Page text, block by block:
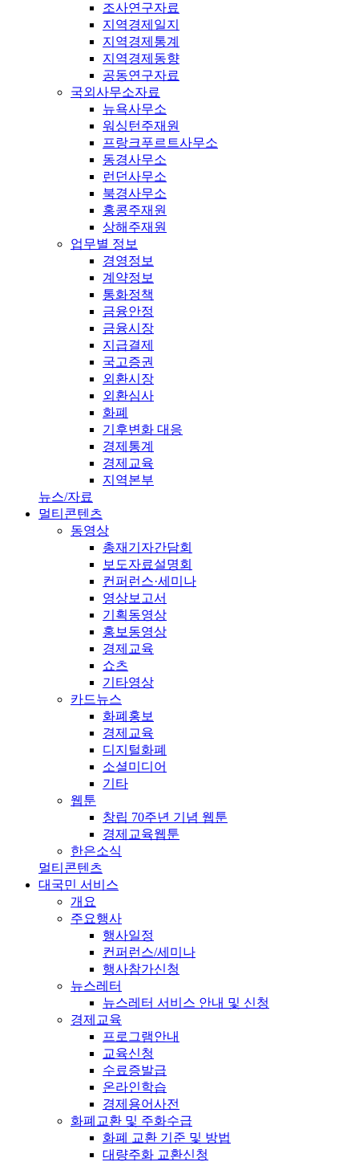
조사연구자료
지역경제일지
지역경제통계
지역경제동향
공동연구자료
국외사무소자료
뉴욕사무소
워싱턴주재원
프랑크푸르트사무소
동경사무소
런던사무소
북경사무소
홍콩주재원
상해주재원
업무별 정보
경영정보
계약정보
통화정책
금융안정
금융시장
지급결제
국고증권
외환시장
외환심사
화폐
기후변화 대응
경제통계
경제교육
지역본부
뉴스/자료
멀티콘텐츠
동영상
총재기자간담회
보도자료설명회
컨퍼런스·세미나
영상보고서
기획동영상
홍보동영상
경제교육
쇼츠
기타영상
카드뉴스
화폐홍보
경제교육
디지털화폐
소셜미디어
기타
웹툰
창립 70주년 기념 웹툰
경제교육웹툰
한은소식
멀티콘텐츠
대국민 서비스
개요
주요행사
행사일정
컨퍼런스/세미나
행사참가신청
뉴스레터
뉴스레터 서비스 안내 및 신청
경제교육
프로그램안내
교육신청
수료증발급
온라인학습
경제용어사전
화폐교환 및 주화수급
화폐 교환 기준 및 방법
대량주화 교환신청